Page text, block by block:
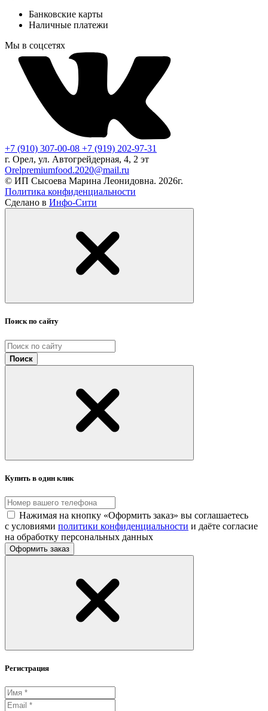
Банковские карты
Наличные платежи
Мы в соцсетях
+7 (910) 307-00-08 +7 (919) 202-97-31
г. Орел, ул. Автогрейдерная, 4, 2 эт
Orelpremiumfood.2020@mail.ru
© ИП Сысоева Марина Леонидовна. 2026г.
Политика конфиденциальности
Сделано в Инфо-Сити
Поиск по сайту
Поиск
Купить в один клик
Нажимая на кнопку «Оформить заказ» вы соглашаетесь
с условиями политики конфиденциальности и даёте согласие
на обработку персональных данных
Оформить заказ
Регистрация